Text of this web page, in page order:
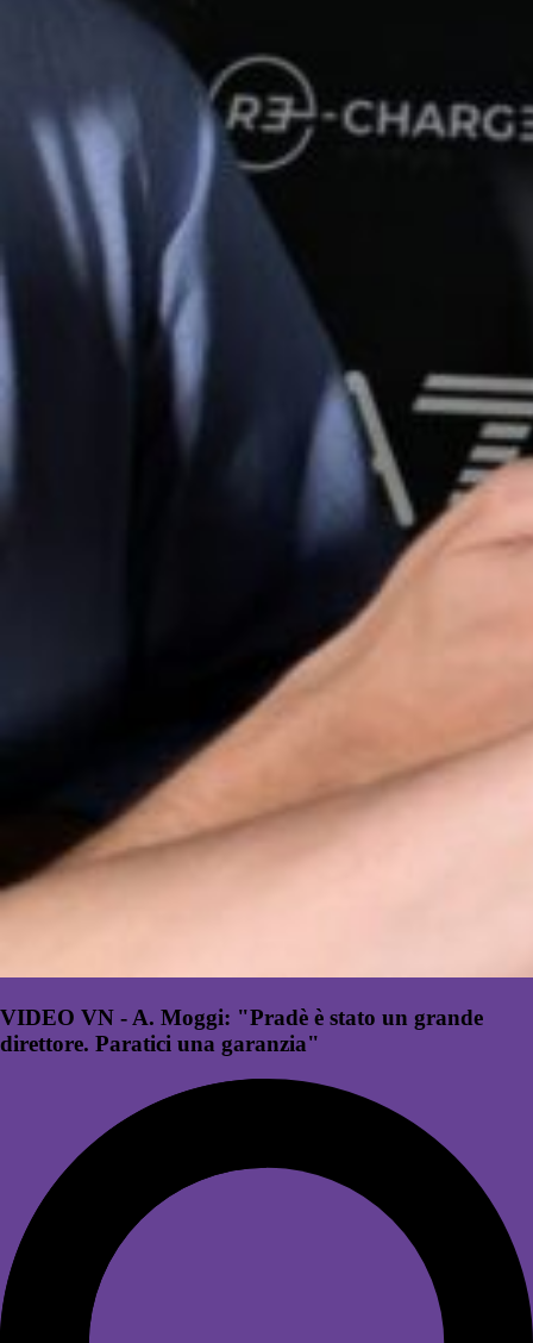
VIDEO VN - A. Moggi: "Pradè è stato un grande
direttore. Paratici una garanzia"